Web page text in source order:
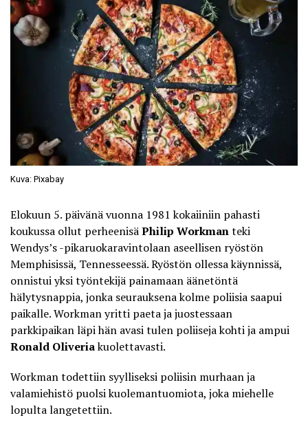
Kuva: Pixabay
Elokuun 5. päivänä vuonna 1981 kokaiiniin pahasti
koukussa ollut perheenisäPhilip Workmanteki
Wendys’s -pikaruokaravintolaan aseellisen ryöstön
Memphisissä, Tennesseessä. Ryöstön ollessa käynnissä,
onnistui yksi työntekijä painamaan äänetöntä
hälytysnappia, jonka seurauksena kolme poliisia saapui
paikalle. Workman yritti paeta ja juostessaan
parkkipaikan läpi hän avasi tulen poliiseja kohti ja ampui
Ronald Oliveriakuolettavasti.
Workman todettiin syylliseksi poliisin murhaan ja
valamiehistö puolsi kuolemantuomiota, joka miehelle
lopulta langetettiin.